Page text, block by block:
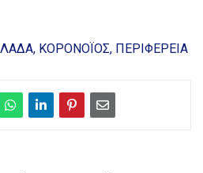
ΚΟΡΟΝΟΪΟΣ ΠΕΡΙΦΕΡΕΙΑ